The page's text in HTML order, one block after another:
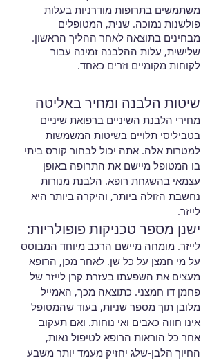
משתמשים בתרופות מודרניות בעלות
פולשנות נמוכה. שנית, המטופלים
מבחינים בתוצאה לאחר ההליך הראשון.
שלישית, עלות ההלבנה זמינה עבור
לקוחות מקומיים וזרים כאחד.
שיטות הלבנה ומחיר באליטה
מחירי הלבנת השיניים ברפואת שיניים
בטביליסי תלויים בשיטות המשמשות
למטרות אלה. אתה יכול לבחור קורס ביתי
בו המטופל מיישם את התרופה באופן
עצמאי בהשגחת רופא. הלבנת מנורות
נחשבת הזולה ביותר, והיקרה ביותר היא
לייזר.
ישנן מספר טכניקות פופולריות:
לייזר. מומחה מיישם הרכב מיוחד המבוסס
על מי חמצן על כל שן. לאחר מכן, הרופא
מעצים את השפעתו בעזרת קרן לייזר של
פחמן דו חמצני. כתוצאה מכך, האמייל
מלובן תוך מספר שניות, בעוד שהמטופל
אינו חווה כאבים ואי נוחות. ואם תעקוב
אחר כל הוראות הרופא לטיפול נאות,
החיוך הלבן-שלג יחזיק מעמד יותר משבע